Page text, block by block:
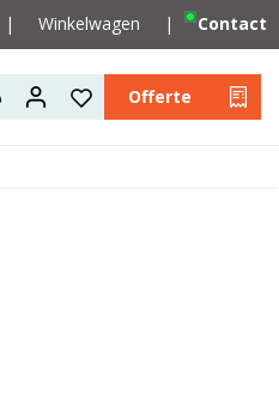
| Winkelwagen | Contact
Offerte